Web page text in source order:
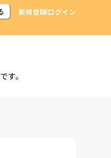
新規登録ログイン
す。